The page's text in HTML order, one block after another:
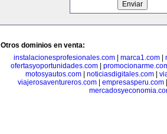
Otros dominios en venta:
instalacionesprofesionales.com| marca1.com|
ofertasyoportunidades.com
motosyautos.com
noticiasdigitales.com
viajerosaventureros.com| empresasperu.com